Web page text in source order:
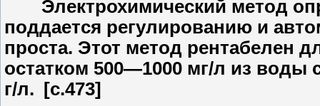
Электрохимический метод
поддается регулированию и
проста. Этот метод рентабелен
остатком 500—1000 мг/л из
г/л. [c.473]